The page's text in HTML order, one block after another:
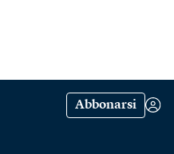
Abbonarsi